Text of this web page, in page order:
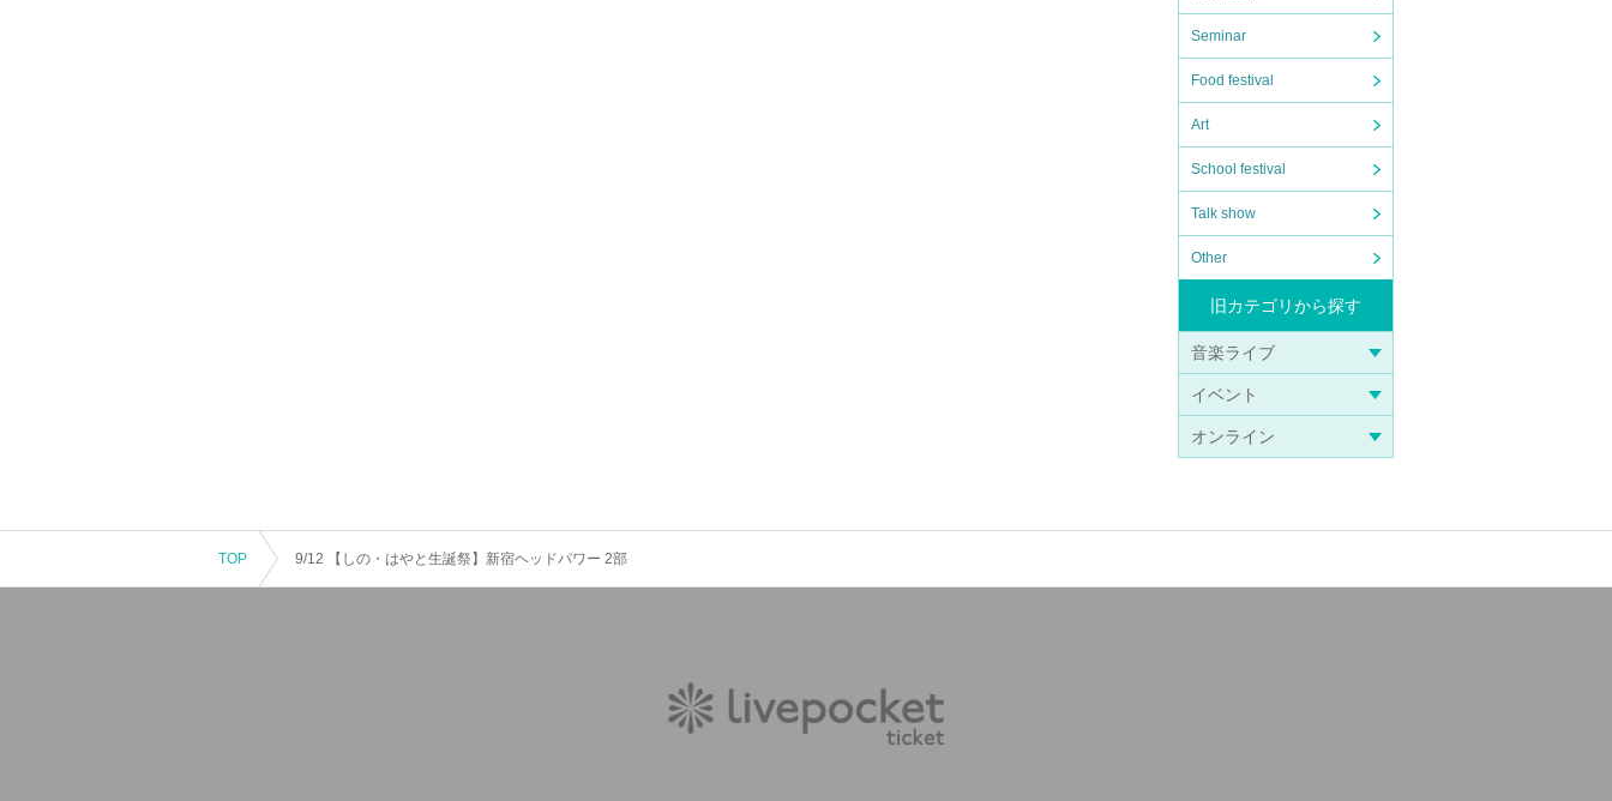
Seminar
Food festival
Art
School festival
Talk show
Other
旧カテゴリから探す
音楽ライブ
イベント
オンライン
TOP 9/12 【しの・はやと生誕祭】新宿ヘッドパワー 2部